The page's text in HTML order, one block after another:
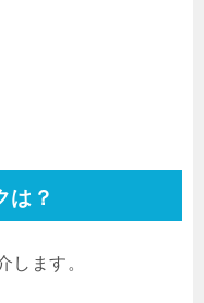
は？
します。